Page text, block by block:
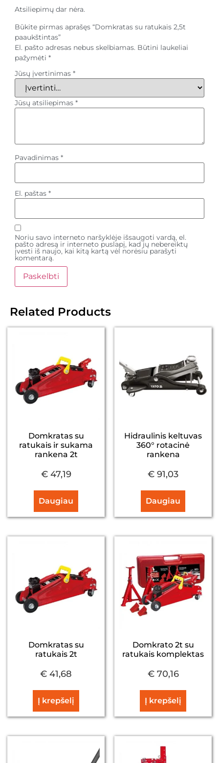
Atsiliepimų dar nėra.
Būkite pirmas aprašęs “Domkratas su ratukais 2,5t
paaukštintas”
El. pašto adresas nebus skelbiamas. Būtini laukeliai
pažymėti *
Jūsų įvertinimas *
Jūsų atsiliepimas *
Pavadinimas *
El. paštas *
Noriu savo interneto naršyklėje išsaugoti vardą, el.
pašto adresą ir interneto puslapį, kad jų nebereiktų
įvesti iš naujo, kai kitą kartą vėl norėsiu parašyti
komentarą.
Related Products
Domkratas su
ratukais ir sukama
rankena 2t
€47,19
Daugiau
Hidraulinis keltuvas
360° rotacinė
rankena
€ 91,03
Daugiau
Domkratas su
ratukais 2t
€ 41,68
Į krepšelį
Domkrato 2t su
ratukais komplektas
€70,16
Į krepšelį